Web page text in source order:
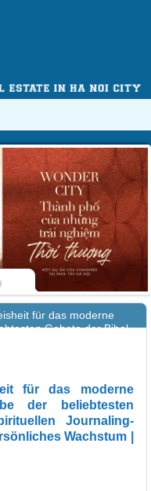
für das moderne
Gebete der Bibel
für das moderne
der beliebtesten
Journaling-
Wachstum |